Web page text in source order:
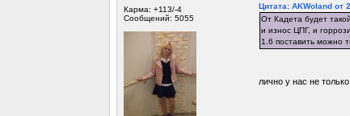
Карма: +113/-4
Сообщений: 5055
Цитата: AKWoland от
От Кадета будет
и износ ЦПГ, и
1.6 поставить можно
лично у нас не